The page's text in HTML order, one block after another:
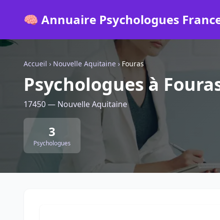
🧠 Annuaire Psychologues
Accueil › Nouvelle Aquitaine › Fouras
Psychologues à
17450 — Nouvelle Aquitaine
3
Psychologues